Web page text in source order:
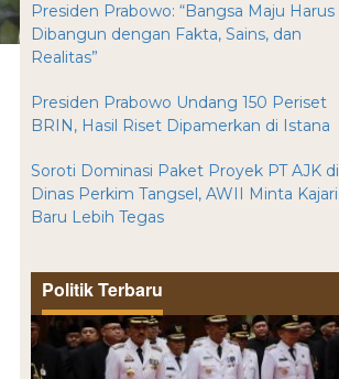
Presiden Prabowo: “Bangsa Maju Harus
Dibangun dengan Fakta, Sains, dan
Realitas”
Presiden Prabowo Undang 150 Periset
BRIN, Hasil Riset Dipamerkan di Istana
Soroti Dominasi Paket Proyek PT AJK di
Dinas Perkim Tangsel, AWII Minta Kajari
Baru Lebih Tegas
Politik Terbaru